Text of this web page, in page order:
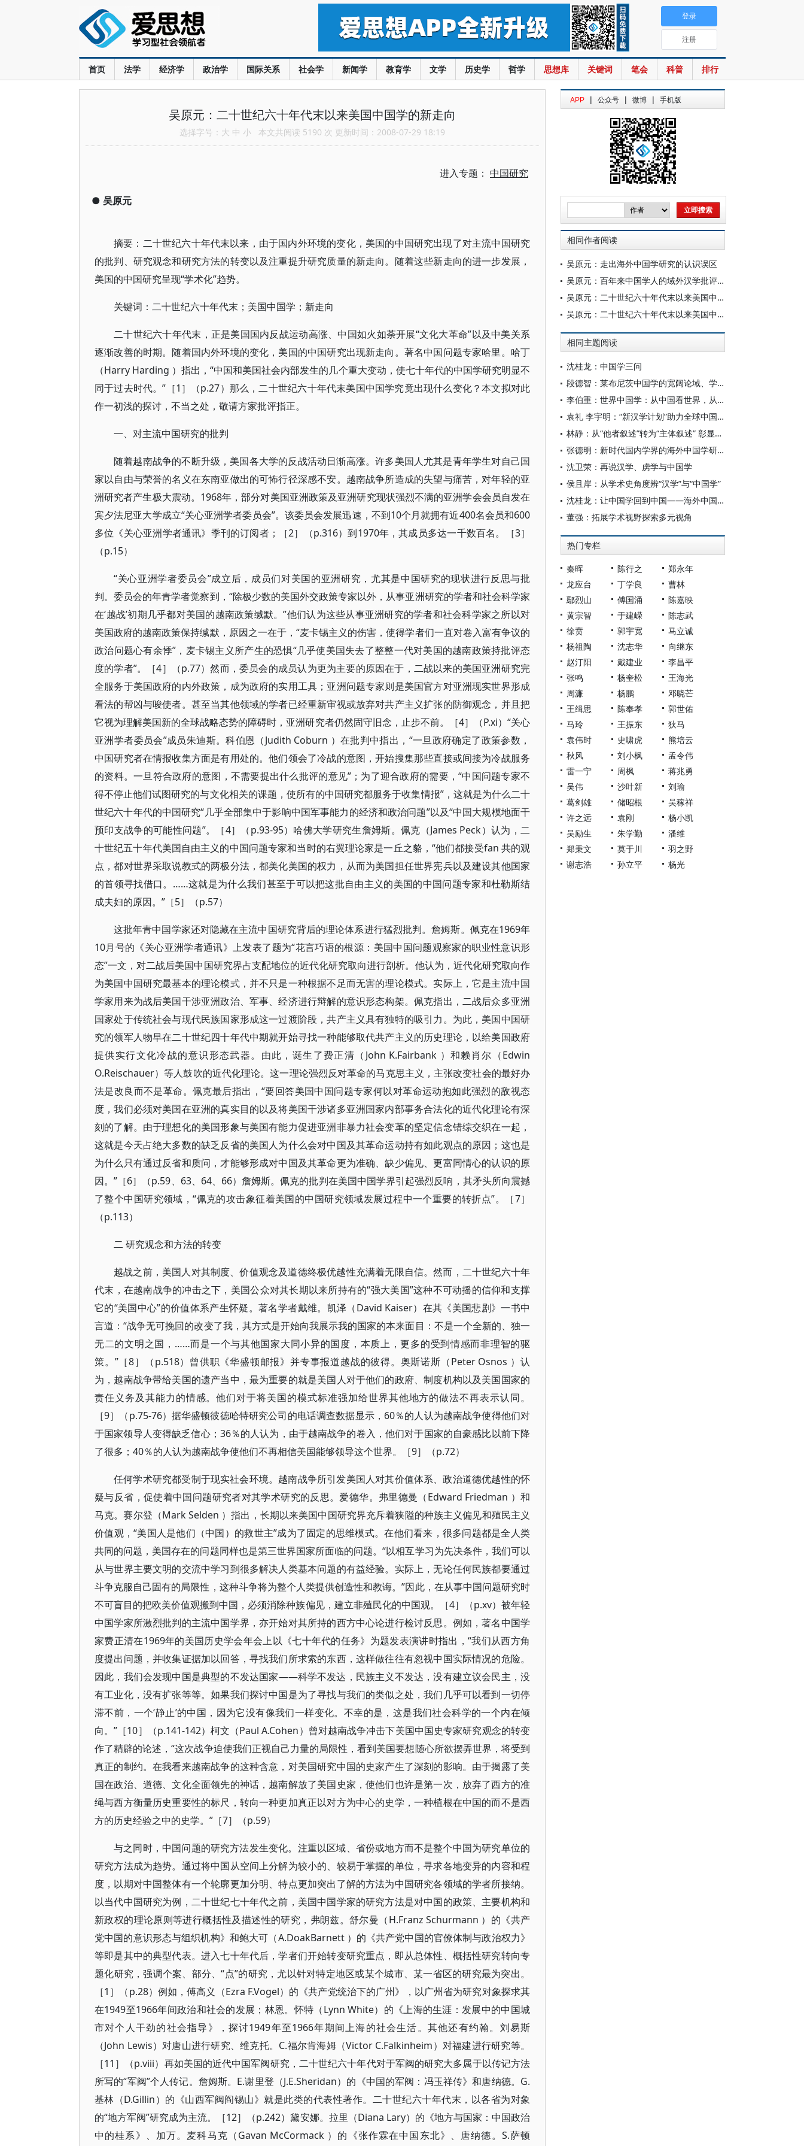
首页 法学 经济学 政治学 国际关系 社会学 新闻学 教育学 文学 历史学 哲学 思想库 关键词 笔会 科普 排行
登录
注册
吴原元：二十世纪六十年代末以来美国中国学的新走向
选择字号： 大 中 小 本文共阅读 5190 次 更新时间：2008-07-29 18:19
进入专题： 中国研究
● 吴原元
摘要：二十世纪六十年代末以来，由于国内外环境的变化，美国的中国研究出现了对主流中国研究
的批判、研究观念和研究方法的转变以及注重提升研究质量的新走向。随着这些新走向的进一步发展，
美国的中国研究呈现“学术化”趋势。
关键词：二十世纪六十年代末；美国中国学；新走向
二十世纪六十年代末，正是美国国内反战运动高涨、中国如火如荼开展“文化大革命”以及中美关系
逐渐改善的时期。随着国内外环境的变化，美国的中国研究出现新走向。著名中国问题专家哈里。哈丁
（Harry Harding ）指出，“中国和美国社会内部发生的几个重大变动，使七十年代的中国学研究明显不
同于过去时代。”［1］（p.27）那么，二十世纪六十年代末美国中国学究竟出现什么变化？本文拟对此
作一初浅的探讨，不当之处，敬请方家批评指正。
一、对主流中国研究的批判
随着越南战争的不断升级，美国各大学的反战活动日渐高涨。许多美国人尤其是青年学生对自己国
家以自由与荣誉的名义在东南亚做出的可怖行径深感不安。越南战争所造成的失望与痛苦，对年轻的亚
洲研究者产生极大震动。1968年，部分对美国亚洲政策及亚洲研究现状强烈不满的亚洲学会会员自发在
宾夕法尼亚大学成立“关心亚洲学者委员会”。该委员会发展迅速，不到10个月就拥有近400名会员和600
多位《关心亚洲学者通讯》季刊的订阅者；［2］（p.316）到1970年，其成员多达一千数百名。［3］
（p.15）
“关心亚洲学者委员会”成立后，成员们对美国的亚洲研究，尤其是中国研究的现状进行反思与批
判。委员会的年青学者觉察到，“除极少数的美国外交政策专家以外，从事亚洲研究的学者和社会科学家
在‘越战’初期几乎都对美国的越南政策缄默。”他们认为这些从事亚洲研究的学者和社会科学家之所以对
美国政府的越南政策保持缄默，原因之一在于，“麦卡锡主义的伤害，使得学者们一直对卷入富有争议的
政治问题心有余悸”，麦卡锡主义所产生的恐惧“几乎使美国失去了整整一代对美国的越南政策持批评态
度的学者”。［4］（p.77）然而，委员会的成员认为更为主要的原因在于，二战以来的美国亚洲研究完
全服务于美国政府的内外政策，成为政府的实用工具；亚洲问题专家则是美国官方对亚洲现实世界形成
看法的帮凶与唆使者。甚至当其他领域的学者已经重新审视或放弃对共产主义扩张的防御观念，并且把
它视为理解美国新的全球战略态势的障碍时，亚洲研究者仍然固守旧念，止步不前。［4］（P.xi）“关心
亚洲学者委员会”成员朱迪斯。科伯恩（Judith Coburn ）在批判中指出，“一旦政府确定了政策参数，
中国研究者在情报收集方面是有用处的。他们领会了冷战的意图，开始搜集那些直接或间接为冷战服务
的资料。一旦符合政府的意图，不需要提出什么批评的意见”；为了迎合政府的需要，“中国问题专家不
得不停止他们试图研究的与文化相关的课题，使所有的中国研究都服务于收集情报”，这就是为什么二十
世纪六十年代的中国研究“几乎全部集中于影响中国军事能力的经济和政治问题”以及“中国大规模地面干
预印支战争的可能性问题”。［4］（p.93-95）哈佛大学研究生詹姆斯。佩克（James Peck）认为，二
十世纪五十年代美国自由主义的中国问题专家和当时的右翼理论家是一丘之貉，“他们都接受fan 共的观
点，都对世界采取说教式的两极分法，都美化美国的权力，从而为美国担任世界宪兵以及建设其他国家
的首领寻找借口。……这就是为什么我们甚至于可以把这批自由主义的美国的中国问题专家和杜勒斯结
成夫妇的原因。”［5］（p.57）
这批年青中国学家还对隐藏在主流中国研究背后的理论体系进行猛烈批判。詹姆斯。佩克在1969年
10月号的《关心亚洲学者通讯》上发表了题为“花言巧语的根源：美国中国问题观察家的职业性意识形
态”一文，对二战后美国中国研究界占支配地位的近代化研究取向进行剖析。他认为，近代化研究取向作
为美国中国研究最基本的理论模式，并不只是一种根据不足而无害的理论模式。实际上，它是主流中国
学家用来为战后美国干涉亚洲政治、军事、经济进行辩解的意识形态构架。佩克指出，二战后众多亚洲
国家处于传统社会与现代民族国家形成这一过渡阶段，共产主义具有独特的吸引力。为此，美国中国研
究的领军人物早在二十世纪四十年代中期就开始寻找一种能够取代共产主义的历史理论，以给美国政府
提供实行文化冷战的意识形态武器。由此，诞生了费正清（John K.Fairbank ）和赖肖尔（Edwin
O.Reischauer）等人鼓吹的近代化理论。这一理论强烈反对革命的马克思主义，主张改变社会的最好办
法是改良而不是革命。佩克最后指出，“要回答美国中国问题专家何以对革命运动抱如此强烈的敌视态
度，我们必须对美国在亚洲的真实目的以及将美国干涉诸多亚洲国家内部事务合法化的近代化理论有深
刻的了解。由于理想化的美国形象与美国有能力促进亚洲非暴力社会变革的坚定信念错综交织在一起，
这就是今天占绝大多数的缺乏反省的美国人为什么会对中国及其革命运动持有如此观点的原因；这也是
为什么只有通过反省和质问，才能够形成对中国及其革命更为准确、缺少偏见、更富同情心的认识的原
因。”［6］（p.59、63、64、66）詹姆斯。佩克的批判在美国中国学界引起强烈反响，其矛头所向震撼
了整个中国研究领域，“佩克的攻击象征着美国的中国研究领域发展过程中一个重要的转折点”。［7］
（p.113）
二 研究观念和方法的转变
越战之前，美国人对其制度、价值观念及道德终极优越性充满着无限自信。然而，二十世纪六十年
代末，在越南战争的冲击之下，美国公众对其长期以来所持有的“强大美国”这种不可动摇的信仰和支撑
它的“美国中心”的价值体系产生怀疑。著名学者戴维。凯泽（David Kaiser）在其《美国悲剧》一书中
言道：“战争无可挽回的改变了我，其方式是开始向我展示我的国家的本来面目：不是一个全新的、独一
无二的文明之国，……而是一个与其他国家大同小异的国度，本质上，更多的受到情感而非理智的驱
策。”［8］（p.518）曾供职《华盛顿邮报》并专事报道越战的彼得。奥斯诺斯（Peter Osnos ）认
为，越南战争带给美国的遗产当中，最为重要的就是美国人对于他们的政府、制度机构以及美国国家的
责任义务及其能力的情感。他们对于将美国的模式标准强加给世界其他地方的做法不再表示认同。
［9］（p.75-76）据华盛顿彼德哈特研究公司的电话调查数据显示，60％的人认为越南战争使得他们对
于国家领导人变得缺乏信心；36％的人认为，由于越南战争的卷入，他们对于国家的自豪感比以前下降
了很多；40％的人认为越南战争使他们不再相信美国能够领导这个世界。［9］（p.72）
任何学术研究都受制于现实社会环境。越南战争所引发美国人对其价值体系、政治道德优越性的怀
疑与反省，促使着中国问题研究者对其学术研究的反思。爱德华。弗里德曼（Edward Friedman ）和
马克。赛尔登（Mark Selden ）指出，长期以来美国中国研究界充斥着狭隘的种族主义偏见和殖民主义
价值观，“美国人是他们（中国）的救世主”成为了固定的思维模式。在他们看来，很多问题都是全人类
共同的问题，美国存在的问题同样也是第三世界国家所面临的问题。“以相互学习为先决条件，我们可以
从与世界主要文明的交流中学习到很多解决人类基本问题的有益经验。实际上，无论任何民族都要通过
斗争克服自己固有的局限性，这种斗争将为整个人类提供创造性和教诲。”因此，在从事中国问题研究时
不可盲目的把欧美价值观搬到中国，必须消除种族偏见，建立非殖民化的中国观。［4］（p.xv）被年轻
中国学家所激烈批判的主流中国学界，亦开始对其所持的西方中心论进行检讨反思。例如，著名中国学
家费正清在1969年的美国历史学会年会上以《七十年代的任务》为题发表演讲时指出，“我们从西方角
度提出问题，并收集证据加以回答，寻找我们所求索的东西，这样做往往有忽视中国实际情况的危险。
因此，我们会发现中国是典型的不发达国家――科学不发达，民族主义不发达，没有建立议会民主，没
有工业化，没有扩张等等。如果我们探讨中国是为了寻找与我们的类似之处，我们几乎可以看到一切停
滞不前，一个‘静止’的中国，因为它没有像我们一样变化。不幸的是，这是我们社会科学的一个内在倾
向。”［10］（p.141-142）柯文（Paul A.Cohen）曾对越南战争冲击下美国中国史专家研究观念的转变
作了精辟的论述，“这次战争迫使我们正视自己力量的局限性，看到美国要想随心所欲摆弄世界，将受到
真正的制约。在我看来越南战争的这种含意，对美国研究中国的史家产生了深刻的影响。由于揭露了美
国在政治、道德、文化全面领先的神话，越南解放了美国史家，使他们也许是第一次，放弃了西方的准
绳与西方衡量历史重要性的标尺，转向一种更加真正以对方为中心的史学，一种植根在中国的而不是西
方的历史经验之中的史学。”［7］（p.59）
与之同时，中国问题的研究方法发生变化。注重以区域、省份或地方而不是整个中国为研究单位的
研究方法成为趋势。通过将中国从空间上分解为较小的、较易于掌握的单位，寻求各地变异的内容和程
度，以期对中国整体有一个轮廓更加分明、特点更加突出了解的方法为中国研究各领域的学者所接纳。
以当代中国研究为例，二十世纪七十年代之前，美国中国学家的研究方法是对中国的政策、主要机构和
新政权的理论原则等进行概括性及描述性的研究，弗朗兹。舒尔曼（H.Franz Schurmann ）的《共产
党中国的意识形态与组织机构》和鲍大可（A.DoakBarnett ）的《共产党中国的官僚体制与政治权力》
等即是其中的典型代表。进入七十年代后，学者们开始转变研究重点，即从总体性、概括性研究转向专
题化研究，强调个案、部分、“点”的研究，尤以针对特定地区或某个城市、某一省区的研究最为突出。
［1］（p.28）例如，傅高义（Ezra F.Vogel）的《共产党统治下的广州》，以广州省为研究对象探求其
在1949至1966年间政治和社会的发展；林恩。怀特（Lynn White）的《上海的生涯：发展中的中国城
市对个人干劲的社会指导》，探讨1949年至1966年期间上海的社会生活。其他还有约翰。刘易斯
（John Lewis）对唐山进行研究、维克托。C.福尔肯海姆（Victor C.Falkinheim）对福建进行研究等。
［11］（p.viii）再如美国的近代中国军阀研究，二十世纪六十年代对于军阀的研究大多属于以传记方法
所写的“军阀”个人传记。詹姆斯。E.谢里登（J.E.Sheridan）的《中国的军阀：冯玉祥传》和唐纳德。G.
基林（D.Gillin）的《山西军阀阎锡山》就是此类的代表性著作。二十世纪六十年代末，以各省为对象
的“地方军阀”研究成为主流。［12］（p.242）黛安娜。拉里（Diana Lary）的《地方与国家：中国政治
中的桂系》、加万。麦科马克（Gavan McCormack ）的《张作霖在中国东北》、唐纳德。S.萨顿
APP | 公众号 | 微博 | 手机版
相同作者阅读
吴原元：走出海外中国学研究的认识误区
吴原元：百年来中国学人的域外汉学批评及其启示
吴原元：二十世纪六十年代末以来美国中国学的新走向
吴原元：二十世纪六十年代末以来美国中国学的新走向
相同主题阅读
沈桂龙：中国学三问
段德智：莱布尼茨中国学的宽阔论域、学术情怀与理论旨趣——莱布尼茨《中国学文集》编译者前言
李伯重：世界中国学：从中国看世界，从世界看中国
袁礼 李宇明：“新汉学计划”助力全球中国学研究
林静：从“他者叙述”转为“主体叙述” 彰显中国学派独特魅力
张德明：新时代国内学界的海外中国学研究回顾与展望
沈卫荣：再说汉学、虏学与中国学
侯且岸：从学术史角度辨“汉学”与“中国学”
沈桂龙：让中国学回到中国——海外中国学研究的知识体系及话语权建构
董强：拓展学术视野探索多元视角
热门专栏
秦晖 陈行之
郑永年
龙应台
丁学良
曹林
鄢烈山
傅国涌
陈嘉映
黄宗智
于建嵘
陈志武
徐贲
郭宇宽
马立诚
杨祖陶
沈志华
向继东
赵汀阳
戴建业
李昌平
张鸣
杨奎松
王海光
周濂
杨鹏
邓晓芒
王缉思
陈奉孝
郭世佑
马玲
王振东
狄马
袁伟时
史啸虎
熊培云
秋风
刘小枫
孟令伟
雷一宁
周枫
蒋兆勇
吴伟
沙叶新
刘瑜
葛剑雄
储昭根
吴稼祥
许之远
袁刚
杨小凯
吴励生
朱学勤
潘维
郑秉文
莫于川
羽之野
谢志浩
孙立平 杨光